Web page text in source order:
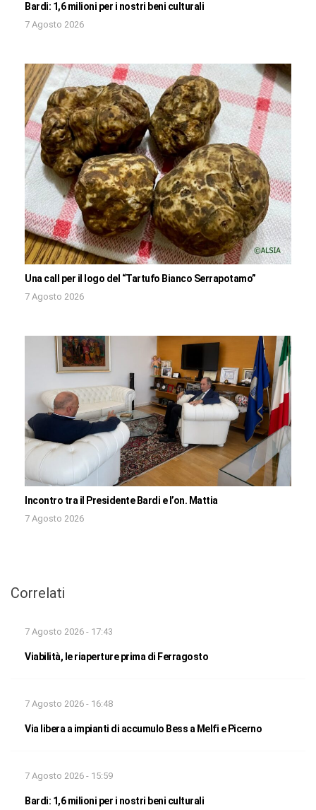
Bardi: 1,6 milioni per i nostri beni culturali
7 Agosto 2026
Una call per il logo del “Tartufo Bianco Serrapotamo”
7 Agosto 2026
Incontro tra il Presidente Bardi e l’on. Mattia
7 Agosto 2026
Correlati
7 Agosto 2026 - 17:43
Viabilità, le riaperture prima di Ferragosto
7 Agosto 2026 - 16:48
Via libera a impianti di accumulo Bess a Melfi e Picerno
7 Agosto 2026 - 15:59
Bardi: 1,6 milioni per i nostri beni culturali